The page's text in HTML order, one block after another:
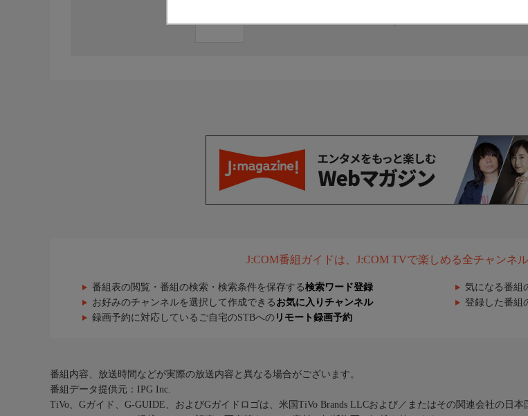
J:COM番組ガイドは、J:COM TVで楽しめる全チャンネ
番組表の閲覧・番組の検索・検索条件を保存する検索ワード登録 気になる番組
お好みのチャンネルを選択して作成できる お気に入りチャンネル 登録した番組
録画予約に対応しているご自宅のSTBへの リモート録画予約
番組内容、放送時間などが実際の放送内容と異なる場合がございます。
番組データ提供元：IPG Inc.
TiVo、Gガイド、G-GUIDE、およびGガイドロゴは、米国TiVo Brands LLCおよび／またはその関連会社の日本